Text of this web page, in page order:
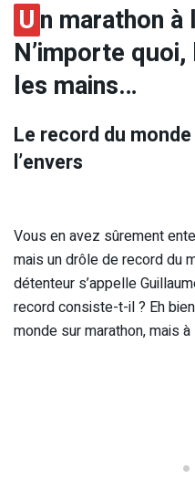
U n marathon à
N’importe
les mains…
Le record du
l’envers
Vous en avez sûrement
mais un drôle de record du
détenteur s’appelle
record consiste-t-il ? Eh
monde sur marathon, mais